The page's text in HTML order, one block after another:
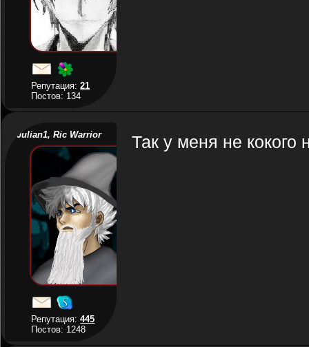
Репутация:21
Постов: 134
Julian1, Ric Warrior
Репутация:445
Постов: 1248
Так у меня не кокого